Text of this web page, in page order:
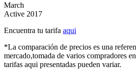
March
Active 2017
Encuentra tu tarifa aqui
*La comparación de precios es una
mercado,tomada de varios compradores
tarifas aqui presentadas pueden variar.